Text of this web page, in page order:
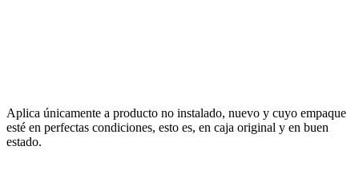
Aplica únicamente a producto no instalado, nuevo y cuyo empaque
esté en perfectas condiciones, esto es, en caja original y en buen
estado.